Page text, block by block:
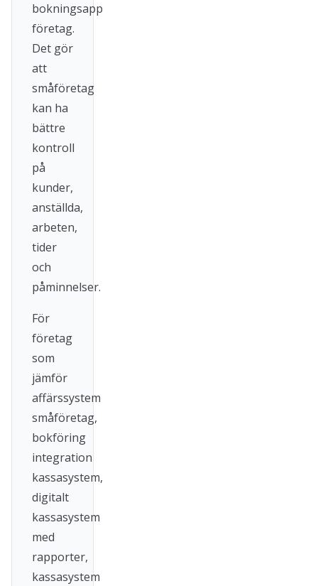
bokningsapp
företag.
Det gör
att
småföretag
kan ha
bättre
kontroll
på
kunder,
anställda,
arbeten,
tider
och
påminnelser.
För
företag
som
jämför
affärssystem
småföretag,
bokföring
integration
kassasystem,
digitalt
kassasystem
med
rapporter,
kassasystem